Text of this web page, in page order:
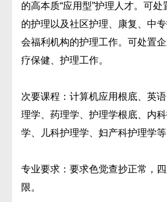
的高本质“应用型”护理人才。可
的护理以及社区护理、康复、中
会福利机构的护理工作。可处置
疗保健、护理工作。
次要课程：计算机应用根底、英
理学、药理学、护理学根底、内
学、儿科护理学、妇产科护理学等
专业要求：要求色觉查抄正常，
限。